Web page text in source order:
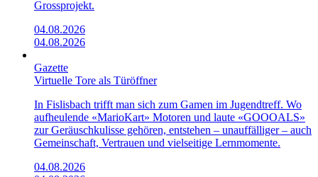
Grossprojekt.
04.08.2026
04.08.2026
Gazette
Virtuelle Tore als Türöffner
In Fislisbach trifft man sich zum Gamen im Jugendtreff. Wo
aufheulende «Mario­Kart»­ Motoren und laute «GOOOALS»
zur Geräuschkulisse gehören, entstehen – unauffälliger – auch
Gemeinschaft, Vertrauen und vielseitige Lernmomente.
04.08.2026